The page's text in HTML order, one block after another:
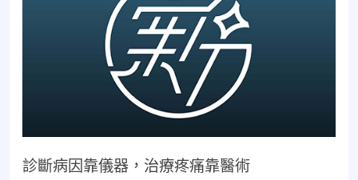
診斷病因靠儀器，治療疼痛靠醫術